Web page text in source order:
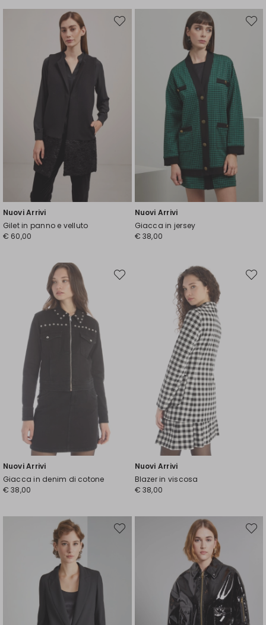
Nuovi Arrivi
Gilet in panno e velluto
€ 60,00
Sposta
Nuovi Arrivi
Giacca in jersey
€ 38,00
Nuovi Arrivi
Giacca in denim di cotone
€ 38,00
Sposta
Nuovi Arrivi
Blazer in viscosa
€ 38,00
Sposta